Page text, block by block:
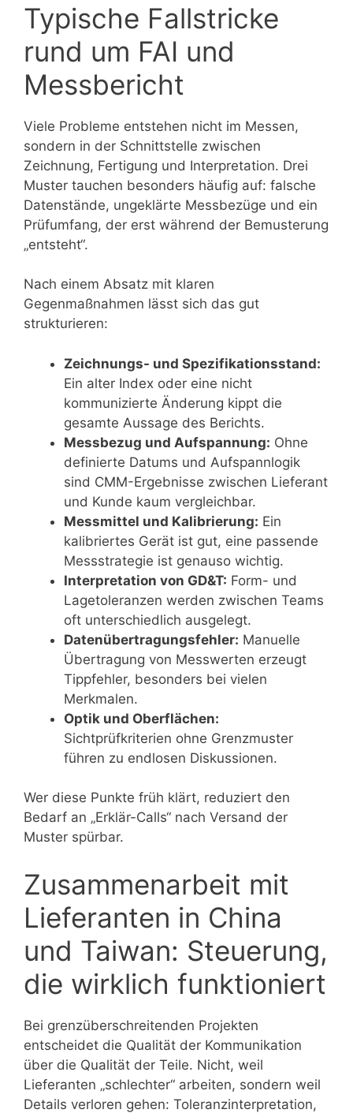
Typische Fallstricke
rund um FAI und
Messbericht
Viele Probleme entstehen nicht im Messen,
sondern in der Schnittstelle zwischen
Zeichnung, Fertigung und Interpretation. Drei
Muster tauchen besonders häufig auf: falsche
Datenstände, ungeklärte Messbezüge und ein
Prüfumfang, der erst während der Bemusterung
„entsteht“.
Nach einem Absatz mit klaren
Gegenmaßnahmen lässt sich das gut
strukturieren:
Zeichnungs- und Spezifikationsstand:
Ein alter Index oder eine nicht
kommunizierte Änderung kippt die
gesamte Aussage des Berichts.
Messbezug und Aufspannung: Ohne
definierte Datums und Aufspannlogik
sind CMM-Ergebnisse zwischen Lieferant
und Kunde kaum vergleichbar.
Messmittel und Kalibrierung: Ein
kalibriertes Gerät ist gut, eine passende
Messstrategie ist genauso wichtig.
Interpretation von GD&T: Form- und
Lagetoleranzen werden zwischen Teams
oft unterschiedlich ausgelegt.
Datenübertragungsfehler: Manuelle
Übertragung von Messwerten erzeugt
Tippfehler, besonders bei vielen
Merkmalen.
Optik und Oberflächen:
Sichtprüfkriterien ohne Grenzmuster
führen zu endlosen Diskussionen.
Wer diese Punkte früh klärt, reduziert den
Bedarf an „Erklär-Calls“ nach Versand der
Muster spürbar.
Zusammenarbeit mit
Lieferanten in China
und Taiwan: Steuerung,
die wirklich funktioniert
Bei grenzüberschreitenden Projekten
entscheidet die Qualität der Kommunikation
über die Qualität der Teile. Nicht, weil
Lieferanten „schlechter“ arbeiten, sondern weil
Details verloren gehen: Toleranzinterpretation,